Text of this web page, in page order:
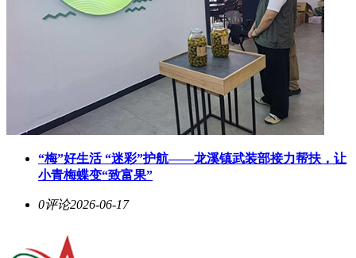
“梅”好生活 “迷彩”护航——龙溪镇武装部接力帮扶，让
小青梅蝶变“致富果”
0评论2026-06-17